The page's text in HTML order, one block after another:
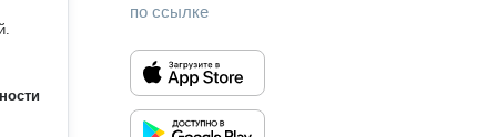
по ссылке